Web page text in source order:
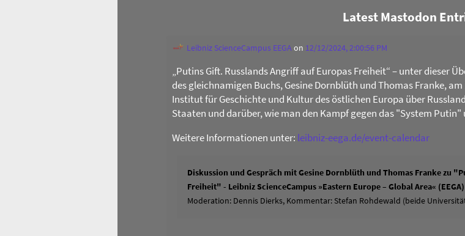
Latest Mastodon
Leibniz ScienceCampus EEGAon 12/12/2024, 2:00:56 PM
„Putins Gift. Russlands Angriff auf Europas Freiheit“ – unter dieser
des gleichnamigen Buchs, Gesine Dornblüth und Thomas Franke, am
Institut für Geschichte und Kultur des östlichen Europa über
Staaten und darüber, wie man den Kampf gegen das "System
Weitere Informationen unter: leibniz-eega.de/event-calendar
Diskussion und Gespräch mit Gesine Dornblüth und Thomas Franke zu
Freiheit" - Leibniz ScienceCampus »Eastern Europe – Global Area« (EEGA)
Moderation: Dennis Dierks, Kommentar: Stefan Rohdewald (beide